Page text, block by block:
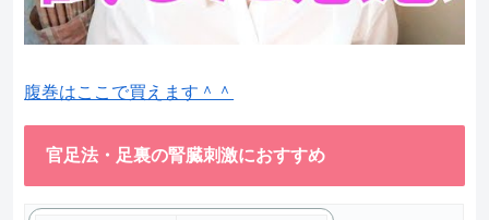
腹巻はここで買えます＾＾
官足法・足裏の腎臓刺激におすすめ